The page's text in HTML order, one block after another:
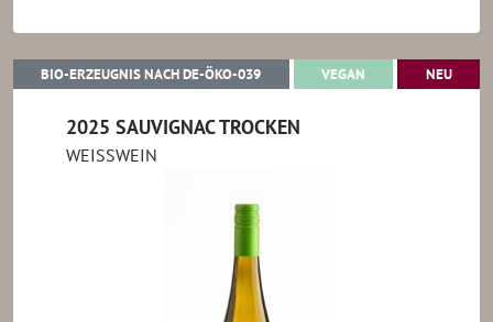
BIO-ERZEUGNIS NACH DE-ÖKO-039BIO-ERZEUGNIS NACH DE-ÖKO-039
VEGAN NEUNEU
2025 SAUVIGNAC TROCKEN
WEISSWEIN